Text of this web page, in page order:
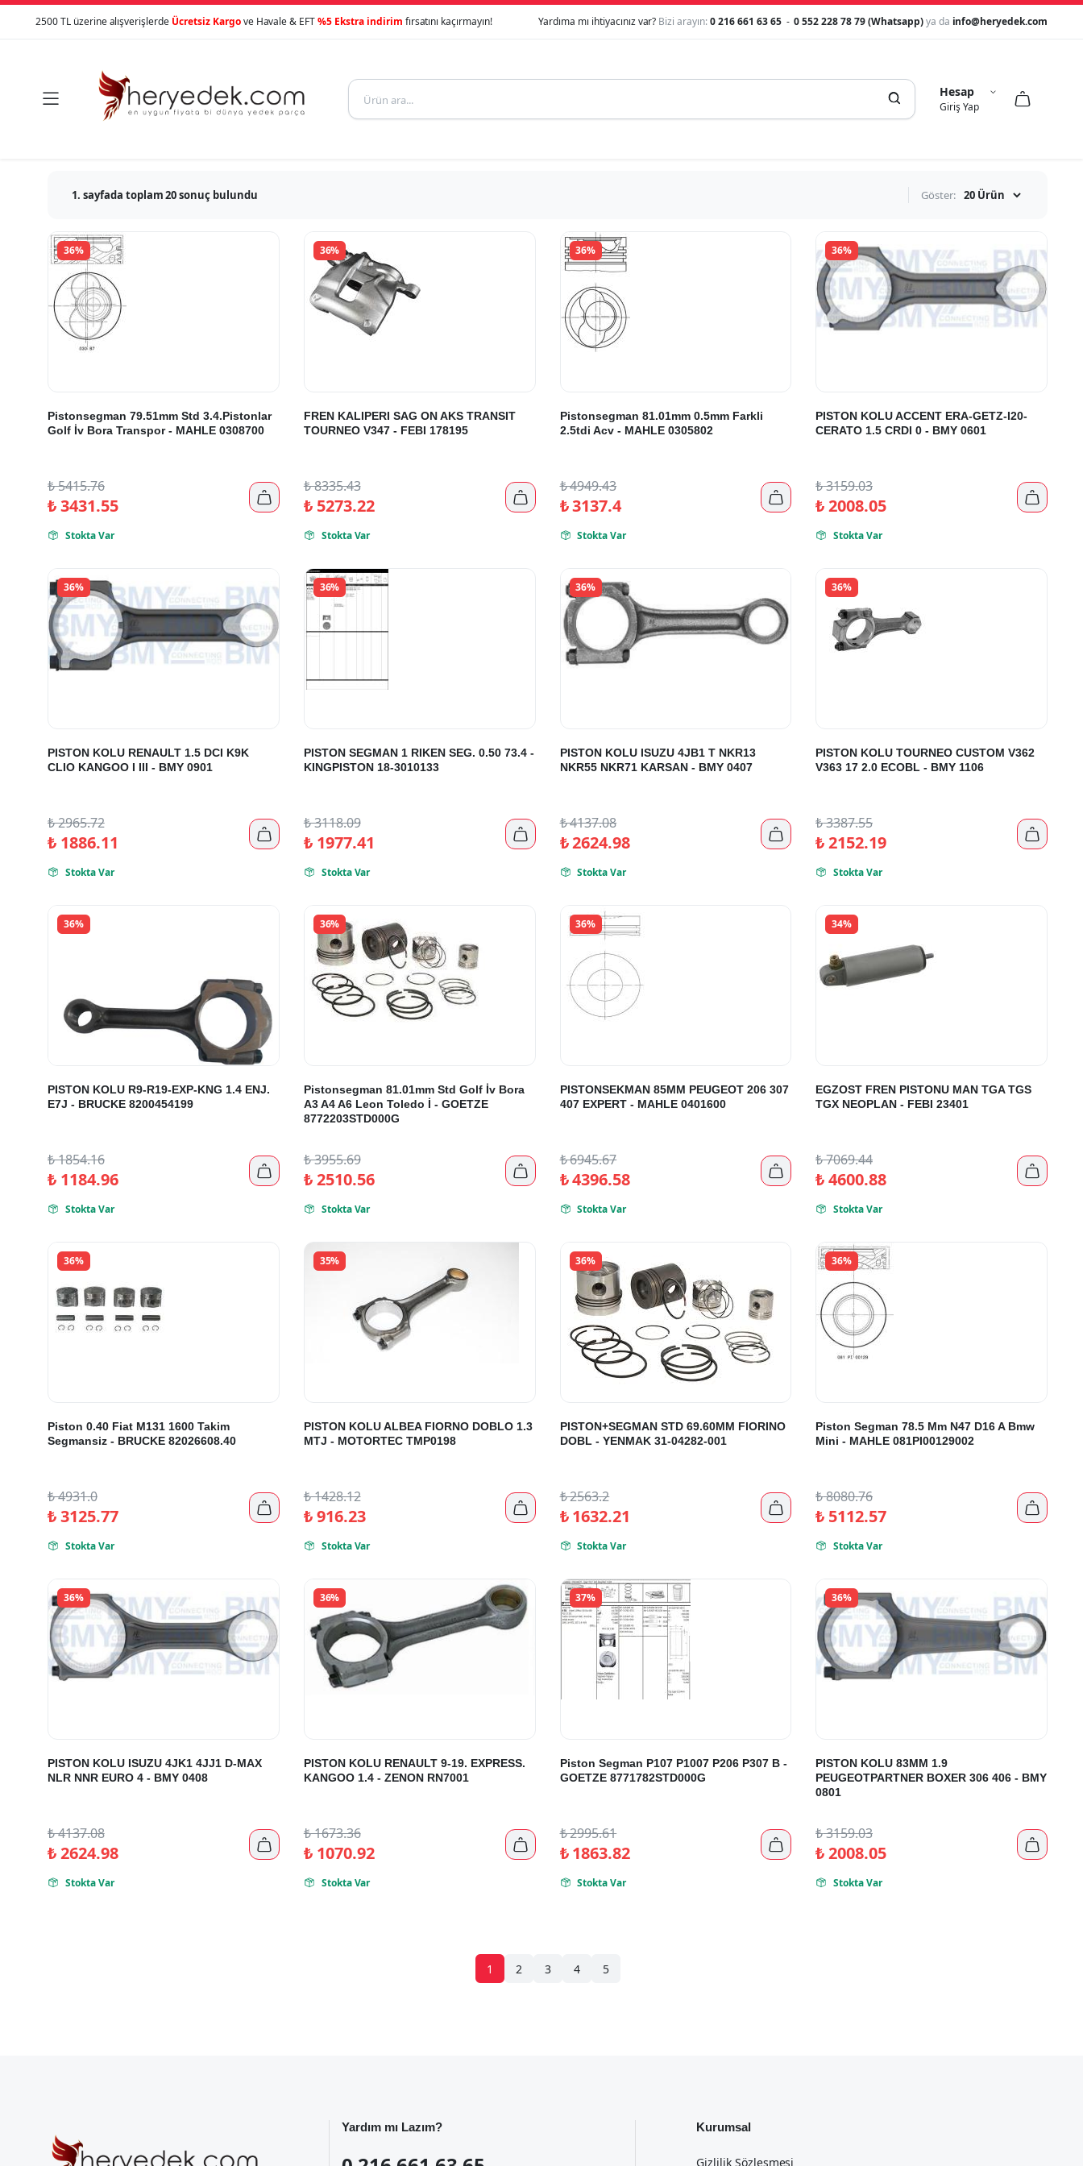
2500 TL üzerine alışverişlerde Ücretsiz Kargove Havale & EFT%5 Ekstra indirim fırsatını kaçırmayın! Yardıma mı ihtiyacınız var? Bizi arayın:0 216 661 63 65 -0 552 228 78 79 (Whatsapp)ya da info@heryedek.com
  Hesap
Giriş Yap
 
1. sayfada toplam 20 sonuç bulundu Göster:
36%
Pistonsegman 79.51mm Std 3.4.Pistonlar
Golf İv Bora Transpor - MAHLE 0308700
₺5415.76
₺3431.55 
 Stokta Var
36%
FREN KALIPERI SAG ON AKS TRANSIT
TOURNEO V347 - FEBI 178195
₺8335.43
₺5273.22 
 Stokta Var
36%
Pistonsegman 81.01mm 0.5mm Farkli
2.5tdi Acv - MAHLE 0305802
₺4949.43
₺3137.4 
 Stokta Var
36%
PISTON KOLU ACCENT ERA-GETZ-I20-
CERATO 1.5 CRDI 0 - BMY 0601
₺3159.03
₺2008.05 
 Stokta Var
36%
PISTON KOLU RENAULT 1.5 DCI K9K
CLIO KANGOO I III - BMY 0901
₺2965.72
₺1886.11 
 Stokta Var
36%
PISTON SEGMAN 1 RIKEN SEG. 0.50 73.4 -
KINGPISTON 18-3010133
₺3118.09
₺1977.41 
 Stokta Var
36%
PISTON KOLU ISUZU 4JB1 T NKR13
NKR55 NKR71 KARSAN - BMY 0407
₺4137.08
₺2624.98 
 Stokta Var
36%
PISTON KOLU TOURNEO CUSTOM V362
V363 17 2.0 ECOBL - BMY 1106
₺3387.55
₺2152.19 
 Stokta Var
36%
PISTON KOLU R9-R19-EXP-KNG 1.4 ENJ.
E7J - BRUCKE 8200454199
₺1854.16
₺1184.96 
 Stokta Var
36%
Pistonsegman 81.01mm Std Golf İv Bora
A3 A4 A6 Leon Toledo İ - GOETZE
8772203STD000G
₺3955.69
₺2510.56 
 Stokta Var
36%
PISTONSEKMAN 85MM PEUGEOT 206 307
407 EXPERT - MAHLE 0401600
₺6945.67
₺4396.58 
 Stokta Var
34%
EGZOST FREN PISTONU MAN TGA TGS
TGX NEOPLAN - FEBI 23401
₺7069.44
₺4600.88 
 Stokta Var
36%
Piston 0.40 Fiat M131 1600 Takim
Segmansiz - BRUCKE 82026608.40
₺4931.0
₺3125.77 
 Stokta Var
35%
PISTON KOLU ALBEA FIORNO DOBLO 1.3
MTJ - MOTORTEC TMP0198
₺1428.12
₺916.23 
 Stokta Var
36%
PISTON+SEGMAN STD 69.60MM FIORINO
DOBL - YENMAK 31-04282-001
₺2563.2
₺1632.21 
 Stokta Var
36%
Piston Segman 78.5 Mm N47 D16 A Bmw
Mini - MAHLE 081PI00129002
₺8080.76
₺ 5112.57 
 Stokta Var
36%
PISTON KOLU ISUZU 4JK1 4JJ1 D-MAX
NLR NNR EURO 4 - BMY 0408
₺4137.08
₺2624.98 
 Stokta Var
36%
PISTON KOLU RENAULT 9-19. EXPRESS.
KANGOO 1.4 - ZENON RN7001
₺1673.36
₺1070.92 
 Stokta Var
37%
Piston Segman P107 P1007 P206 P307 B -
GOETZE 8771782STD000G
₺2995.61
₺1863.82 
 Stokta Var
36%
PISTON KOLU 83MM 1.9
PEUGEOTPARTNER BOXER 306 406 - BMY
0801
₺3159.03
₺2008.05 
 Stokta Var
1 2 3 4 5
Yardım mı Lazım? Kurumsal
Gizlilik Sözleşmesi